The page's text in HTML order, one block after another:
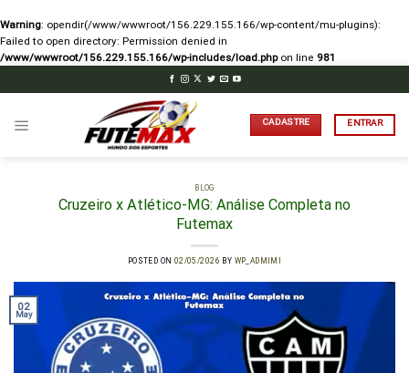
Warning: opendir(/www/wwwroot/156.229.155.166/wp-content/mu-plugins):
Failed to open directory: Permission denied in
/www/wwwroot/156.229.155.166/wp-includes/load.phpon line 981
CADASTRE ENTRAR
BLOG
Cruzeiro x Atlético-MG: Análise Completa no
Futemax
POSTED ON 02/05/2026 BY WP_ADMIMI
02
May